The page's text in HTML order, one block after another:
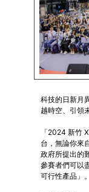
科技的日新月
越時空、引領
「2024 新竹
台，無論你來
政府所提出的
參賽者們可以
可行性產品」。